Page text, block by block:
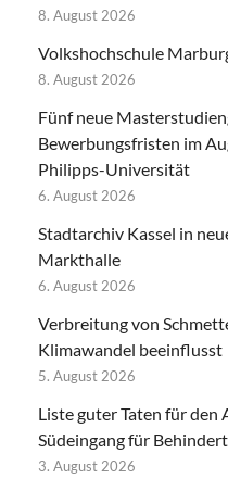
8. August 2026
Volkshochschule
8. August 2026
Fünf neue
Bewerbungsfristen im
Philipps-Universität
6. August 2026
Stadtarchiv Kassel in
Markthalle
6. August 2026
Verbreitung von
Klimawandel beeinflusst
5. August 2026
Liste guter Taten für den
Südeingang für
3. August 2026